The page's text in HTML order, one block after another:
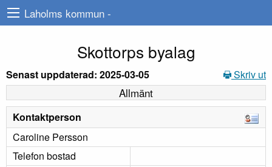
Laholms kommun -
Skottorps byalag
Senast uppdaterad: 2025-03-05 Skriv ut
Allmänt
Kontaktperson
Caroline Persson
Telefon bostad